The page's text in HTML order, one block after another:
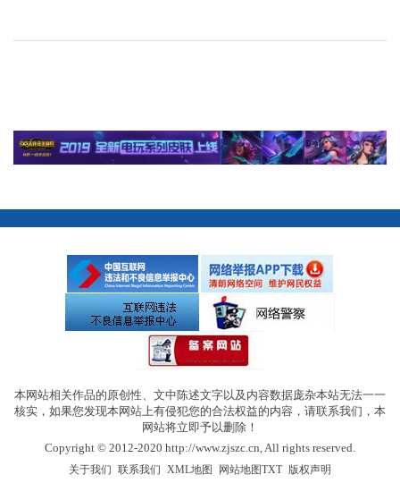
本网站相关作品的原创性、文中陈述文字以及内容数据庞杂本站无法一一
核实，如果您发现本网站上有侵犯您的合法权益的内容，请联系我们，本
网站将立即予以删除！
Copyright © 2012-2020 http://www.zjszc.cn, All rights reserved.
关于我们 联系我们 XML地图 网站地图TXT| 版权声明